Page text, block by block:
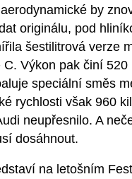
by
originálu, pod
šestilitrová verze
C. Výkon pak činí
speciální směs
rychlosti však 960
neupřesnilo. A
dosáhnout.
na letošním